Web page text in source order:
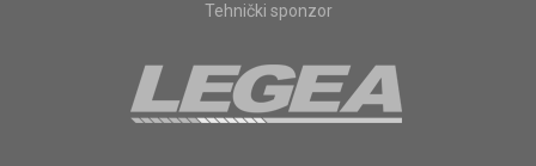
Tehnički sponzor